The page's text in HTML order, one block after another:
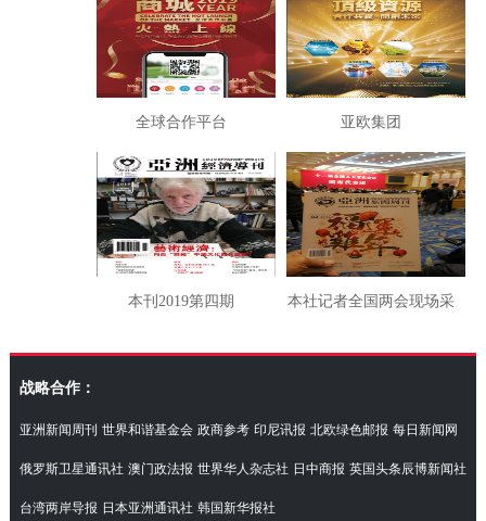
全球合作平台 亚欧集团
本刊2019第四期 本社记者全国两会现场采
访湖南代表团
战略合作：
亚洲新闻周刊 世界和谐基金会 政商参考 印尼讯报 北欧绿色邮报 每日新闻网
俄罗斯卫星通讯社 澳门政法报 世界华人杂志社 日中商报 英国头条辰博新闻社
台湾两岸导报 日本亚洲通讯社 韩国新华报社